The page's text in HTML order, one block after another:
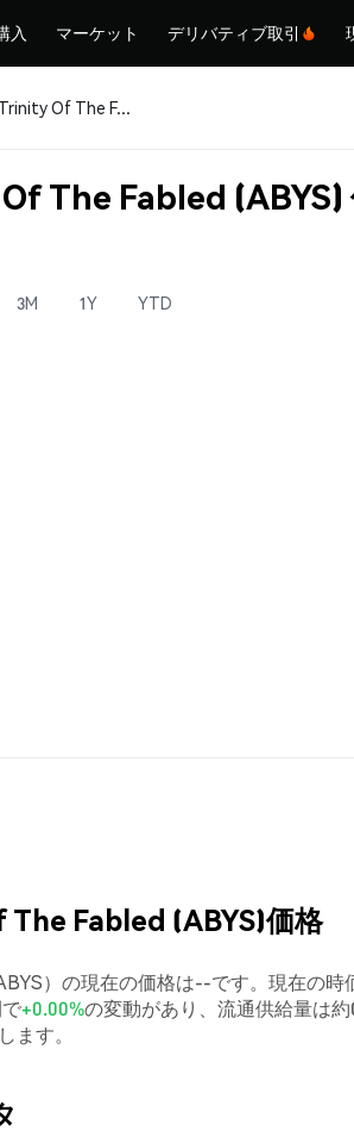
入 マーケット デリバティブ取引
ABYS (Trinity Of The Fabled)
The Fabled (ABYS)
3M 1Y YTD
Fabled (ABYS)価格
）の現在の価格は--です。現在の
+0.00%の変動があり、流通供給量は
ます。